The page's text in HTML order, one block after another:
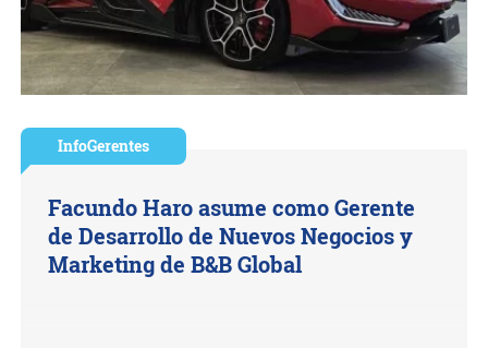
InfoGerentes
Facundo Haro asume como Gerente
de Desarrollo de Nuevos Negocios y
Marketing de B&B Global